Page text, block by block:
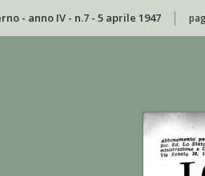
- anno IV - n.7 - 5 aprile 1947